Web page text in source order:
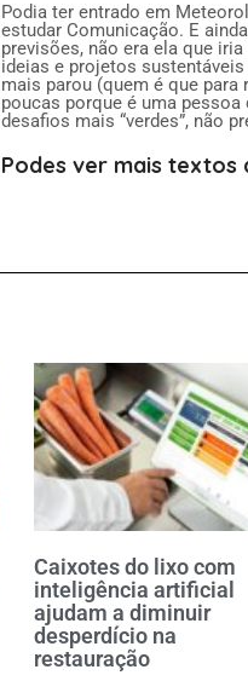
Podia ter entrado em
estudar Comunicação. E
previsões, não era ela que
ideias e projetos sustentáveis
mais parou (quem é que para
poucas porque é uma
desafios mais “verdes”, não
Podes ver mais textos
Caixotes do lixo com
inteligência artificial
ajudam a diminuir
desperdício na
restauração